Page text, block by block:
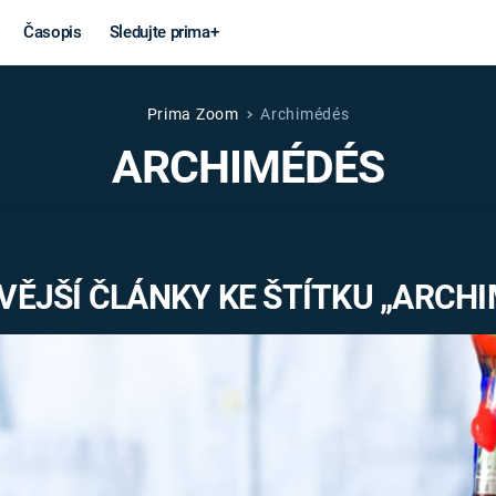
Časopis Sledujte prima+
Věda a
technika
MARS
VÁLEČNÉ
Prima Zoom Archimédés
ARCHIMÉDÉS
ČLÁNKY KE ŠTÍTKU